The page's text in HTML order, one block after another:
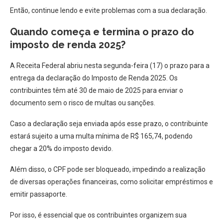
Então, continue lendo e evite problemas com a sua declaração.
Quando começa e termina o prazo do
imposto de renda 2025?
A Receita Federal abriu nesta segunda-feira (17) o prazo para a
entrega da declaração do Imposto de Renda 2025. Os
contribuintes têm até 30 de maio de 2025 para enviar o
documento sem o risco de multas ou sanções.
Caso a declaração seja enviada após esse prazo, o contribuinte
estará sujeito a uma multa mínima de R$ 165,74, podendo
chegar a 20% do imposto devido.
Além disso, o CPF pode ser bloqueado, impedindo a realização
de diversas operações financeiras, como solicitar empréstimos e
emitir passaporte.
Por isso, é essencial que os contribuintes organizem sua